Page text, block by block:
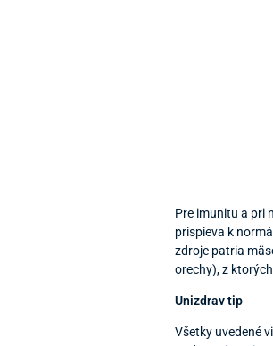
Pre imunitu a pri
prispieva k
zdroje patria
orechy), z
Unizdrav tip
Všetky uvedené